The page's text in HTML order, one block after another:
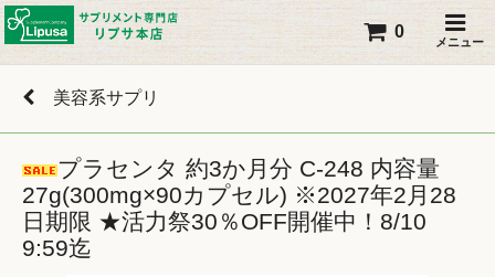
メニュー
0
美容系サプリ
プラセンタ 約3か月分 C-248 内容量
27g(300mg×90カプセル) ※2027年2月28
日期限 ★活力祭30％OFF開催中！8/10
9:59迄